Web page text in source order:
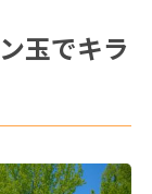
玉でキラ